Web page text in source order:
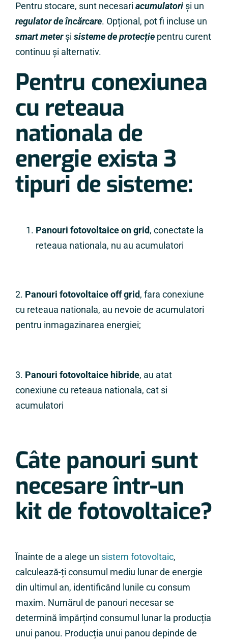
Pentru stocare, sunt necesari acumulatori și un
regulator de încărcare. Opțional, pot fi incluse un
smart meterși sisteme de protecțiepentru curent
continuu și alternativ.
Pentru conexiunea
cu reteaua
nationala de
energie exista 3
tipuri de sisteme:
Panouri fotovoltaice on grid, conectate la
reteaua nationala, nu au acumulatori
2. Panouri fotovoltaice off grid, fara conexiune
cu reteaua nationala, au nevoie de acumulatori
pentru inmagazinarea energiei;
3. Panouri fotovoltaice hibride, au atat
conexiune cu reteaua nationala, cat si
acumulatori
Câte panouri sunt
necesare într-un
kit de fotovoltaice?
Înainte de a alege un sistem fotovoltaic,
calculează-ți consumul mediu lunar de energie
din ultimul an, identificând lunile cu consum
maxim. Numărul de panouri necesar se
determină împărțind consumul lunar la producția
unui panou. Producția unui panou depinde de